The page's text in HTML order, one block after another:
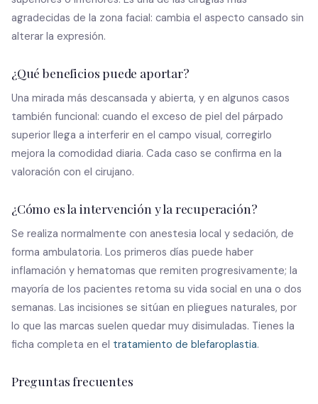
agradecidas de la zona facial: cambia el aspecto cansado sin
alterar la expresión.
¿Qué beneficios puede aportar?
Una mirada más descansada y abierta, y en algunos casos
también funcional: cuando el exceso de piel del párpado
superior llega a interferir en el campo visual, corregirlo
mejora la comodidad diaria. Cada caso se confirma en la
valoración con el cirujano.
¿Cómo es la intervención y la recuperación?
Se realiza normalmente con anestesia local y sedación, de
forma ambulatoria. Los primeros días puede haber
inflamación y hematomas que remiten progresivamente; la
mayoría de los pacientes retoma su vida social en una o dos
semanas. Las incisiones se sitúan en pliegues naturales, por
lo que las marcas suelen quedar muy disimuladas. Tienes la
ficha completa en el tratamiento de blefaroplastia.
Preguntas frecuentes